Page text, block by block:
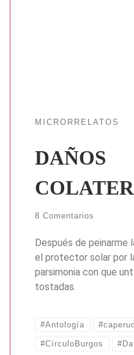
MICRORRELATOS
DAÑOS
8 Comentarios
Después de peinarme
el protector solar por
parsimonia con que
tostadas.
#Antología
#CírculoBurgos